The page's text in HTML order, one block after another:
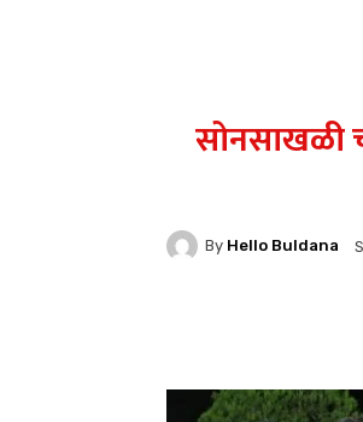
सोनसाखळी
By Hello Buldana